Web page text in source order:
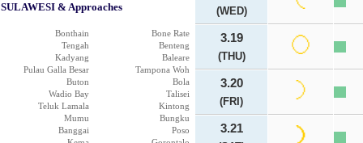
SULAWESI & Approaches
Bonthain
Bone Rate
Tengah
Benteng
Kadyang
Baleare
Pulau Galla Besar
Tampona Woh
Buton
Bola
Wadio Bay
Talisei
Teluk Lamala
Kintong
Mumu
Bungku
Banggai
Poso
(WED)
3.19
(THU)
3.20
(FRI)
3.21